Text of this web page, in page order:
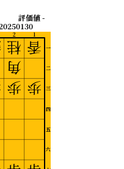
1
2
一
二
三
四
五
六
評価値 -
香
歩
桂
角
歩